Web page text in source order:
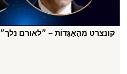
קונצרט מהָאַגָּדוֹת – ״לאורם נלך״